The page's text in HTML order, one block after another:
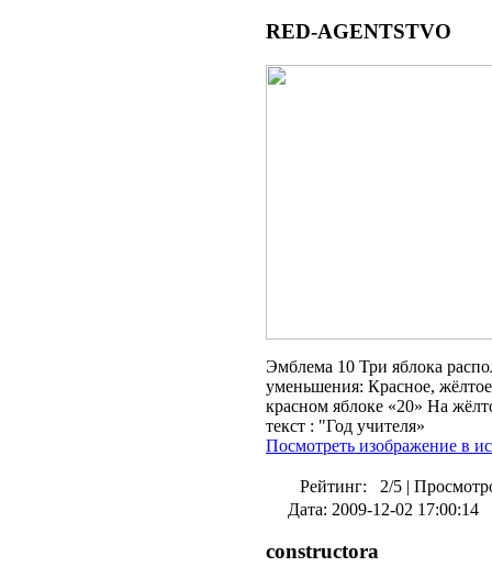
RED-AGENTSTVO
Эмблема 10 Три яблока
уменьшения: Красное,
красном яблоке «20» На
текст : "Год учителя»
Посмотреть изображение в
Рейтинг: 2/5 |
Дата: 2009-12-02 17:00:14
constructora